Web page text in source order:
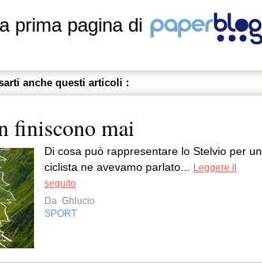
prima pagina di
anche questi articoli :
finiscono mai
Di cosa può rappresentare lo Stelvio per un
ciclista ne avevamo parlato...
Leggere il
seguito
Da Ghlucio
SPORT